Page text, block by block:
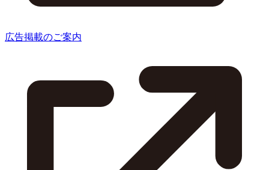
広告掲載のご案内